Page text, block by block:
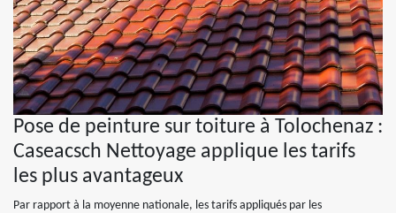
Pose de peinture sur toiture à Tolochenaz :
Caseacsch Nettoyage applique les tarifs
les plus avantageux
Par rapport à la moyenne nationale, les tarifs appliqués par les